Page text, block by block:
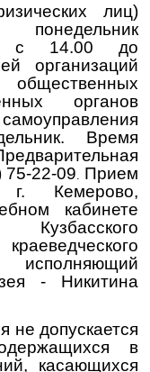
лиц)
с 14.00 до
организаций
органов
Время
75-22-09 Прием
Кемерово,
кабинете
исполняющий
- Никитина
не допускается
в
касающихся